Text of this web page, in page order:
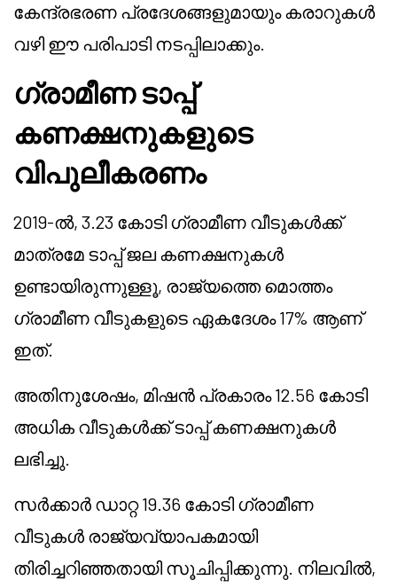
കേന്ദ്രഭരണ പ്രദേശങ്ങളുമായും കരാറുകൾ
വഴി ഈ പരിപാടി നടപ്പിലാക്കും.
ഗ്രാമീണ ടാപ്പ്
കണക്ഷനുകളുടെ
വിപുലീകരണം
2019-ൽ, 3.23 കോടി ഗ്രാമീണ വീടുകൾക്ക്
മാത്രമേ ടാപ്പ് ജല കണക്ഷനുകൾ
ഉണ്ടായിരുന്നുള്ളൂ, രാജ്യത്തെ മൊത്തം
ഗ്രാമീണ വീടുകളുടെ ഏകദേശം 17% ആണ്
ഇത്.
അതിനുശേഷം, മിഷൻ പ്രകാരം 12.56 കോടി
അധിക വീടുകൾക്ക് ടാപ്പ് കണക്ഷനുകൾ
ലഭിച്ചു.
സർക്കാർ ഡാറ്റ 19.36 കോടി ഗ്രാമീണ
വീടുകൾ രാജ്യവ്യാപകമായി
തിരിച്ചറിഞ്ഞതായി സൂചിപ്പിക്കുന്നു. നിലവിൽ,